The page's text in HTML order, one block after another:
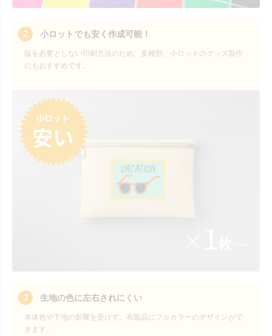
2 小ロットでも安く作成可能！
版を必要としない印刷方法のため、多種類、小ロットのグッズ製作
にもおすすめです。
3 生地の色に左右されにくい
本体色や下地の影響を受けず、布製品にフルカラーのデザインがで
きます。